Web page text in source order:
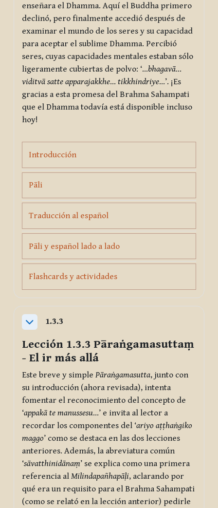
enseñara el Dhamma. Aquí el Buddha primero
declinó, pero finalmente accedió después de
examinar el mundo de los seres y su capacidad
para aceptar el sublime Dhamma. Percibió
seres, cuyas capacidades mentales estaban sólo
ligeramente cubiertas de polvo: ‘…bhagavā…
viditvā satte apparajakkhe… tikkhindriye…’. ¡Es
gracias a esta promesa del Brahma Sahampati
que el Dhamma todavía está disponible incluso
hoy!
IntroducciónPage
PāliPage
Traducción al españolPage
Pāli y español lado a ladoPage
Flashcards y actividadesPage
Collapse
1.3.3
Lección 1.3.3 Pāraṅgamasuttaṃ
- El ir más allá
Este breve y simple Pāraṅgamasutta, junto con
su introducción (ahora revisada), intenta
fomentar el reconocimiento del concepto de
‘appakā te manussesu…’ e invita al lector a
recordar los componentes del ‘ariyo aṭṭhaṅgiko
maggo’ como se destaca en las dos lecciones
anteriores. Además, la abreviatura común
‘sāvatthinidānaṃ’ se explica como una primera
referencia al Milindapañhapāḷi, aclarando por
qué era un requisito para el Brahma Sahampati
(como se relató en la lección anterior) pedirle